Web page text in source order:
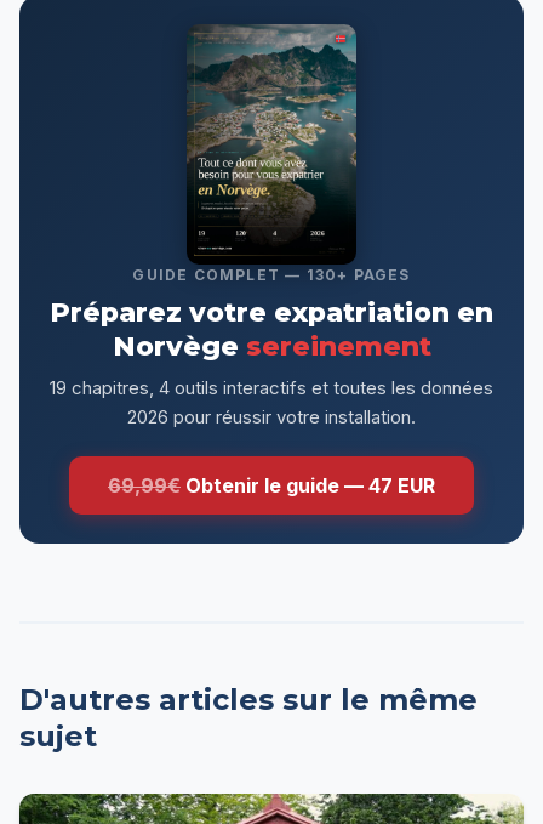
GUIDE COMPLET — 130+ PAGES
Préparez votre expatriation en
Norvège sereinement
19 chapitres, 4 outils interactifs et toutes les données
2026 pour réussir votre installation.
69,99€ Obtenir le guide — 47 EUR
D'autres articles sur le même
sujet